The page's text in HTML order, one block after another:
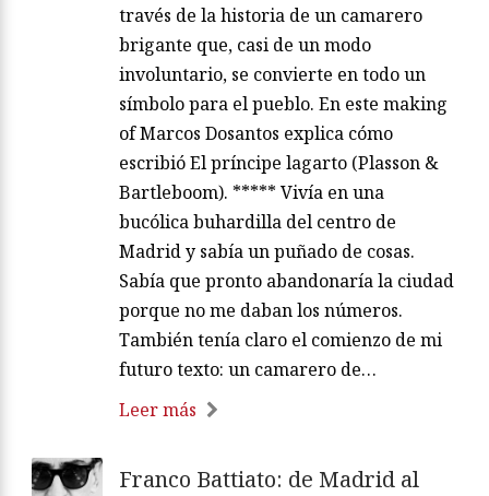
través de la historia de un camarero
brigante que, casi de un modo
involuntario, se convierte en todo un
símbolo para el pueblo. En este making
of Marcos Dosantos explica cómo
escribió El príncipe lagarto (Plasson &
Bartleboom). ***** Vivía en una
bucólica buhardilla del centro de
Madrid y sabía un puñado de cosas.
Sabía que pronto abandonaría la ciudad
porque no me daban los números.
También tenía claro el comienzo de mi
futuro texto: un camarero de…
Leer más
Franco Battiato: de Madrid al